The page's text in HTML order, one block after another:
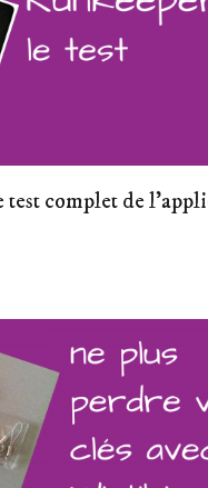
test complet de